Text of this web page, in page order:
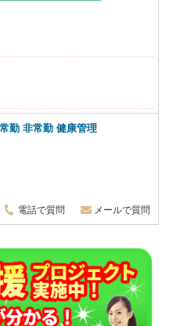
勤 非常勤 健康管理
電話で質問 メールで質問